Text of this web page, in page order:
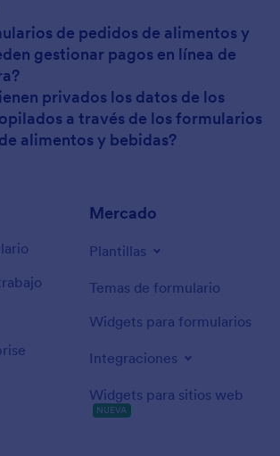
de pedidos de alimentos y
gestionar pagos en línea de
privados los datos de los
a través de los formularios
alimentos y bebidas?
Mercado
Plantillas
Temas de formulario
Widgets para formularios
Integraciones
Widgets para sitios web
NUEVA